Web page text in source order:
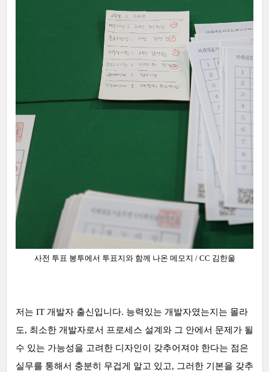
사전 투표 봉투에서 투표지와 함께 나온 메모지 / CC 김한울
저는 IT 개발자 출신입니다. 능력있는 개발자였는지는 몰라
도, 최소한 개발자로서 프로세스 설계와 그 안에서 문제가 될
수 있는 가능성을 고려한 디자인이 갖추어져야 한다는 점은
실무를 통해서 충분히 무겁게 알고 있고, 그러한 기본을 갖추